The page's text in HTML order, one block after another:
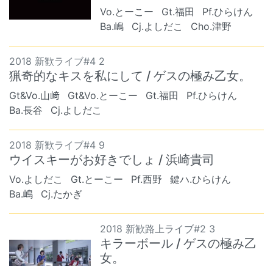
Vo.とーこー Gt.福田
Pf.ひらけん
Ba.嶋
Cj.よしだこ Cho.津野
2018 新歓ライブ#4 2
猟奇的なキスを私にして / ゲスの極み乙女。
Gt&Vo.山﨑 Gt&Vo.とーこー Gt.福田
Pf.ひらけん
Ba.長谷
Cj.よしだこ
2018 新歓ライブ#4 9
ウイスキーがお好きでしょ / 浜崎貴司
Vo.よしだこ Gt.とーこー Pf.西野
鍵ハ.ひらけん
Ba.嶋
Cj.たかぎ
2018 新歓路上ライブ#2 3
キラーボール / ゲスの極み乙
女。